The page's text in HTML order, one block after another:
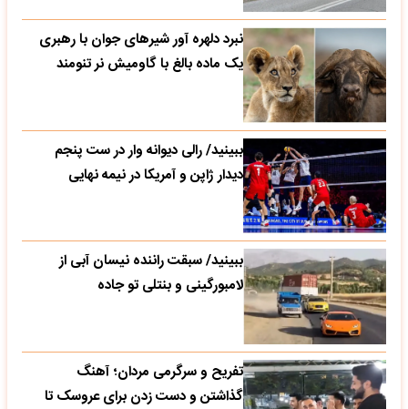
نبرد دلهره آور شیرهای جوان با رهبری
یک ماده بالغ با گاومیش نر تنومند
ببینید/ رالی دیوانه وار در ست پنجم
دیدار ژاپن و آمریکا در نیمه نهایی
ببینید/ سبقت راننده نیسان آبی از
لامبورگینی و بنتلی تو جاده
تفریح و سرگرمی مردان؛ آهنگ
گذاشتن و دست زدن برای عروسک تا